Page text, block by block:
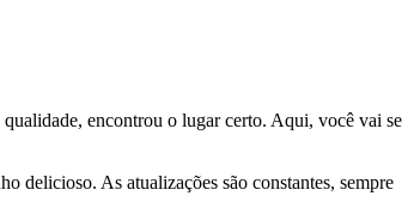
encontrou o lugar certo. Aqui, você vai se
delicioso. As atualizações são constantes, sempre